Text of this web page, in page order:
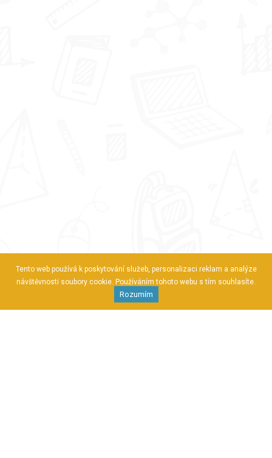
Tento web používá k poskytování služeb, personalizaci reklam a analýze
návštěvnosti soubory cookie. Používáním tohoto webu s tím souhlasíte.
Rozumím